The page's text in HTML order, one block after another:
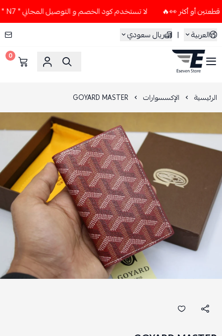
لا تستخدم كود الخصم و التوصيل المجاني " N7 " إلا إذا طلبت قطعتين أو أكثر 👀🔥
العربية
| ريال سعودي
ESEVEN STORE
0
الرئيسية الإكسسوارات GOYARD MASTER